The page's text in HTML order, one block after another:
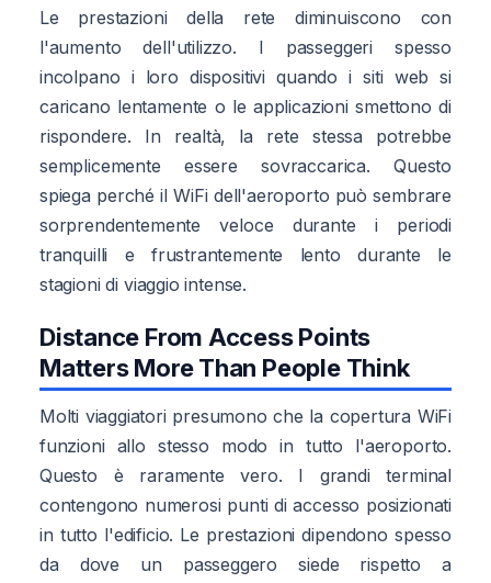
Le prestazioni della rete diminuiscono con
l'aumento dell'utilizzo. I passeggeri spesso
incolpano i loro dispositivi quando i siti web si
caricano lentamente o le applicazioni smettono di
rispondere. In realtà, la rete stessa potrebbe
semplicemente essere sovraccarica. Questo
spiega perché il WiFi dell'aeroporto può sembrare
sorprendentemente veloce durante i periodi
tranquilli e frustrantemente lento durante le
stagioni di viaggio intense.
Distance From Access Points
Matters More Than People Think
Molti viaggiatori presumono che la copertura WiFi
funzioni allo stesso modo in tutto l'aeroporto.
Questo è raramente vero. I grandi terminal
contengono numerosi punti di accesso posizionati
in tutto l'edificio. Le prestazioni dipendono spesso
da dove un passeggero siede rispetto a